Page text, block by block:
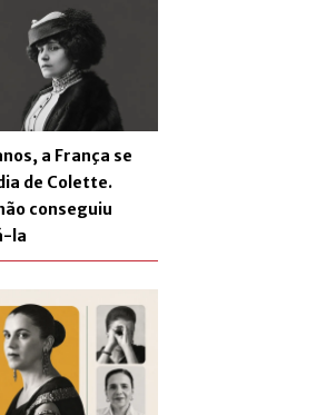
a França se
de Colette.
conseguiu
la